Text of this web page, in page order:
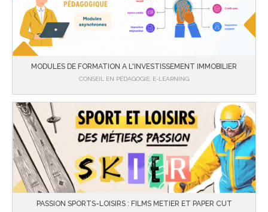
MODULES DE FORMATION A L'INVESTISSEMENT IMMOBILIER
CONSEIL EN PÉDAGOGIE, E-LEARNING
PASSION SPORTS-LOISIRS : FILMS METIER ET PAPER CUT